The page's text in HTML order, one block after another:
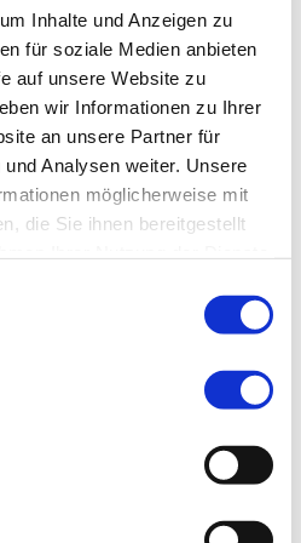
Inhalte und Anzeigen zu
für soziale Medien anbieten
auf unsere Website zu
wir Informationen zu Ihrer
an unsere Partner für
Analysen weiter. Unsere
möglicherweise mit
die Sie ihnen bereitgestellt
im eigenen Zuhause. Im Notfall
kompetente Hilfe erhalten. Knopfdruck
des ASB Regionalverband
seit über 40 Jahren
Hilfen an. Wir sind in vielen